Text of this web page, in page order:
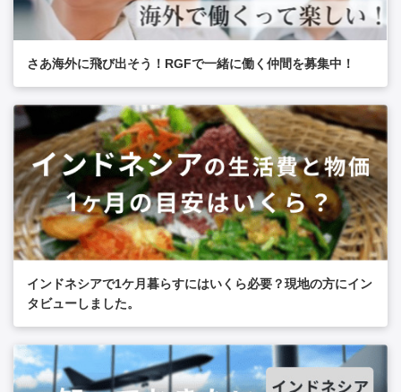
さあ海外に飛び出そう！RGFで一緒に働く仲間を募集中！
インドネシアで1ケ月暮らすにはいくら必要？現地の方にイン
タビューしました。